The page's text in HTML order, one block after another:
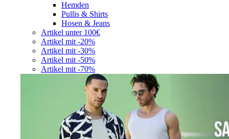
Hemden
Pullis & Shirts
Hosen & Jeans
Artikel unter 100€
Artikel mit -20%
Artikel mit -30%
Artikel mit -50%
Artikel mit -70%